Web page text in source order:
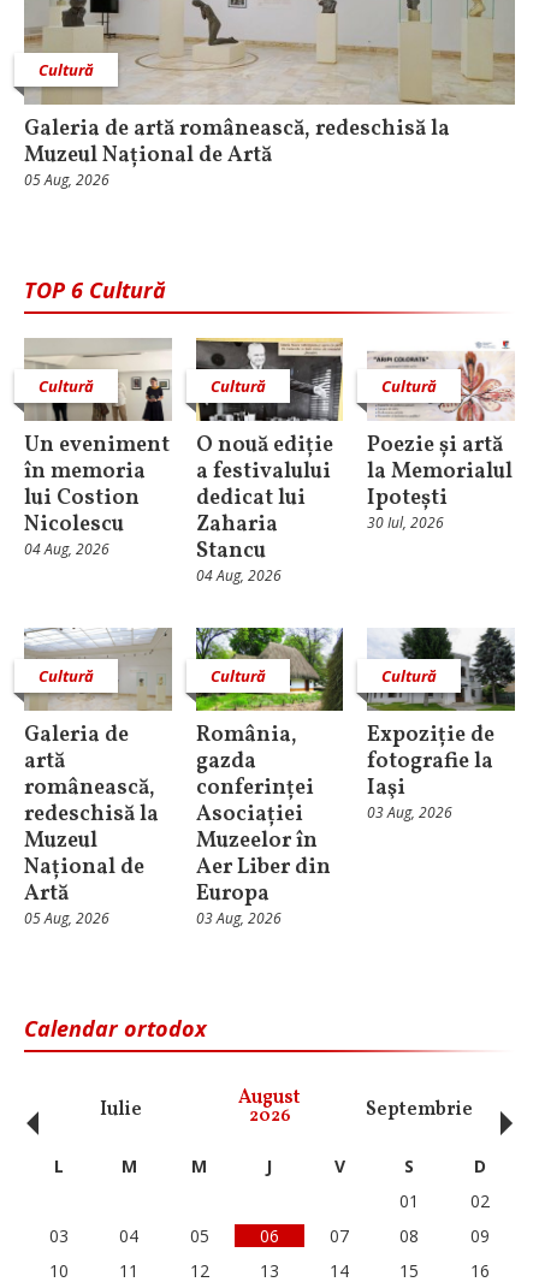
Cultură
Galeria de artă românească, redeschisă la
Muzeul Național de Artă
05 Aug, 2026
TOP 6 Cultură
Cultură
Un eveniment
în memoria
lui Costion
Nicolescu
04 Aug, 2026
Cultură
O nouă ediție
a festivalului
dedicat lui
Zaharia
Stancu
04 Aug, 2026
Cultură
Poezie și artă
la Memorialul
Ipotești
30 Iul, 2026
Cultură
Galeria de
artă
românească,
redeschisă la
Muzeul
Național de
Artă
05 Aug, 2026
Cultură
România,
gazda
conferinței
Asociației
Muzeelor în
Aer Liber din
Europa
03 Aug, 2026
Cultură
Expoziție de
fotografie la
Iaşi
03 Aug, 2026
Calendar ortodox
Iulie August
2026 Septembrie
‹ L M M J V S
D
01
02
03
04 05 06 07 08
09
10
11 12 13 14 15 16